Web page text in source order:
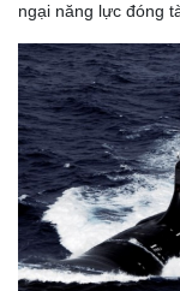
ngại năng lực đóng